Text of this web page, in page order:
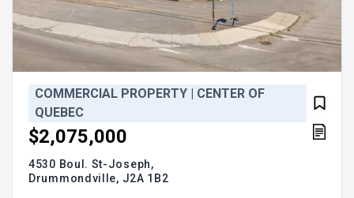
COMMERCIAL PROPERTY | CENTER OF
QUEBEC
$2,075,000
4530 Boul. St-Joseph,
Drummondville, J2A 1B2